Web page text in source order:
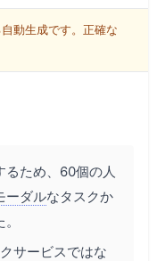
動生成です。正確な
るため、60個の人
ーダルなタスクか
サービスではな